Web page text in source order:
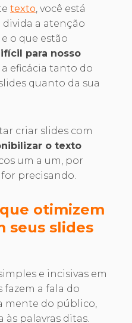
texto, você está
a atenção
o que estão
para nosso
eficácia tanto do
quanto da sua
criar slides com
o texto
um a um, por
precisando.
otimizem
seus slides
e incisivas em
fazem a fala do
mente do público,
às palavras ditas.